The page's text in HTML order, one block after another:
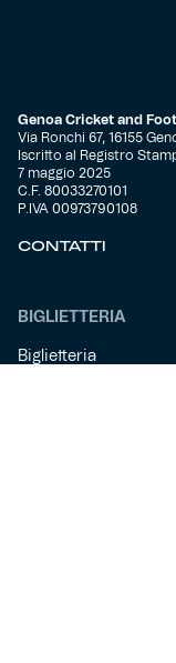
Genoa Cricket and
Via Ronchi 67, 16155
Iscritto al Registro
7 maggio 2025
C.F. 80033270101
P.IVA 00973790108
CONTATTI
BIGLIETTERIA
Biglietteria